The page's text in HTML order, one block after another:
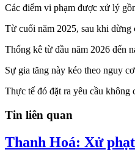
Các điểm vi phạm được xử lý
Từ cuối năm 2025, sau khi dừng
Thống kê từ đầu năm 2026 đến
Sự gia tăng này kéo theo nguy
Thực tế đó đặt ra yêu cầu
Tin liên quan
Thanh Hoá: Xử